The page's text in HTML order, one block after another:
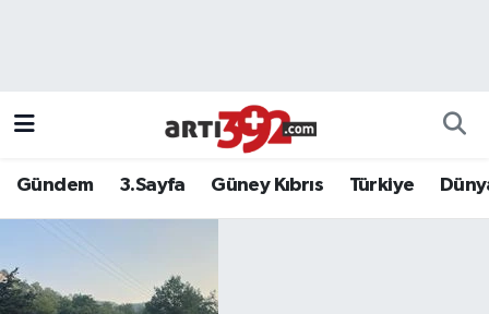
Gündem 3.Sayfa Güney Kıbrıs Türkiye